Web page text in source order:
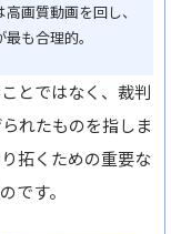
画質動画を回し、
も合理的。
とではなく、裁判
れたものを指しま
拓くための重要な
です。